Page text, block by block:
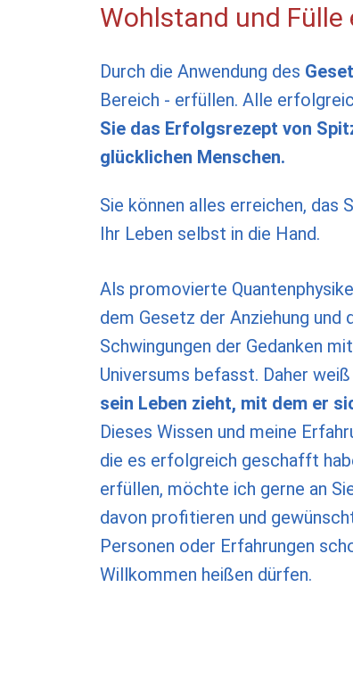
Wohlstand und
Durch die Anwendung des
Bereich - erfüllen. Alle
Sie das Erfolgsrezept von
glücklichen Menschen.
Sie können alles erreichen, das
Ihr Leben selbst in die Hand.
Als promovierte
dem Gesetz der Anziehung und
Schwingungen der Gedanken
Universums befasst. Daher
sein Leben zieht, mit dem er
Dieses Wissen und meine
die es erfolgreich geschafft
erfüllen, möchte ich gerne an
davon profitieren und
Personen oder Erfahrungen
Willkommen heißen dürfen.